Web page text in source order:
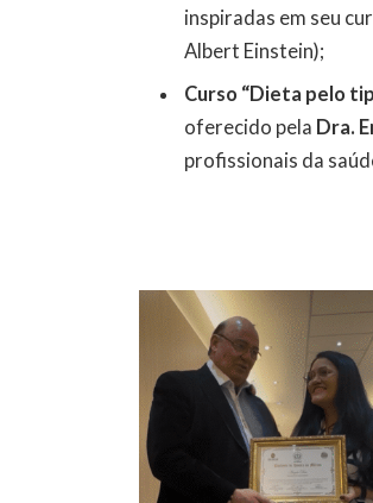
inspiradas em seu
Albert Einstein);
Curso “Dieta pelo
oferecido pela Dra.
profissionais da